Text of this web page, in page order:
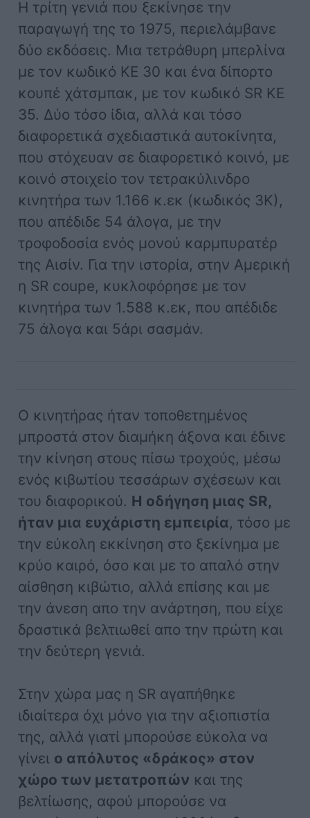
Η τρίτη γενιά που ξεκίνησε την
παραγωγή της το 1975, περιελάμβανε
δύο εκδόσεις. Μια τετράθυρη μπερλίνα
με τον κωδικό ΚΕ 30 και ένα δίπορτο
κουπέ χάτσμπακ, με τον κωδικό SR ΚΕ
35. Δύο τόσο ίδια, αλλά και τόσο
διαφορετικά σχεδιαστικά αυτοκίνητα,
που στόχευαν σε διαφορετικό κοινό, με
κοινό στοιχείο τον τετρακύλινδρο
κινητήρα των 1.166 κ.εκ (κωδικός 3Κ),
που απέδιδε 54 άλογα, με την
τροφοδοσία ενός μονού καρμπυρατέρ
της Αισίν. Για την ιστορία, στην Αμερική
η SR coupe, κυκλοφόρησε με τον
κινητήρα των 1.588 κ.εκ, που απέδιδε
75 άλογα και 5άρι σασμάν.
Ο κινητήρας ήταν τοποθετημένος
μπροστά στον διαμήκη άξονα και έδινε
την κίνηση στους πίσω τροχούς, μέσω
ενός κιβωτίου τεσσάρων σχέσεων και
του διαφορικού. Η οδήγηση μιας SR,
ήταν μια ευχάριστη εμπειρία, τόσο με
την εύκολη εκκίνηση στο ξεκίνημα με
κρύο καιρό, όσο και με το απαλό στην
αίσθηση κιβώτιο, αλλά επίσης και με
την άνεση απο την ανάρτηση, που είχε
δραστικά βελτιωθεί απο την πρώτη και
την δεύτερη γενιά.
Στην χώρα μας η SR αγαπήθηκε
ιδιαίτερα όχι μόνο για την αξιοπιστία
της, αλλά γιατί μπορούσε εύκολα να
γίνει ο απόλυτος «δράκος» στον
χώρο των μετατροπών και της
βελτίωσης, αφού μπορούσε να